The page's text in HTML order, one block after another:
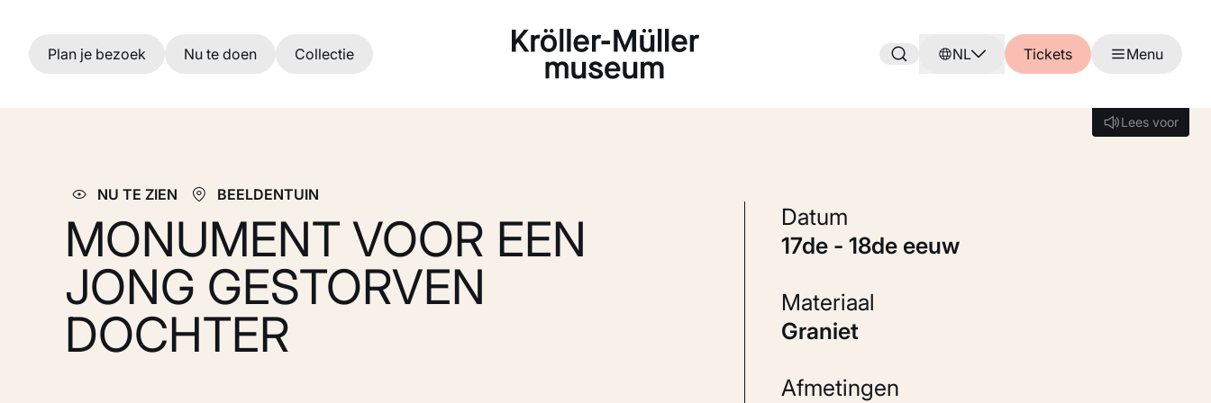
Ga naar hoofdinhoud
Plan je bezoek Nu te doen Collectie NL Tickets Menu
Lees voor
Lees voor
NU TE ZIEN BEELDENTUIN
MONUMENT VOOR EEN
JONG GESTORVEN
DOCHTER
Datum
17de - 18de eeuw
Materiaal
Graniet
Afmetingen